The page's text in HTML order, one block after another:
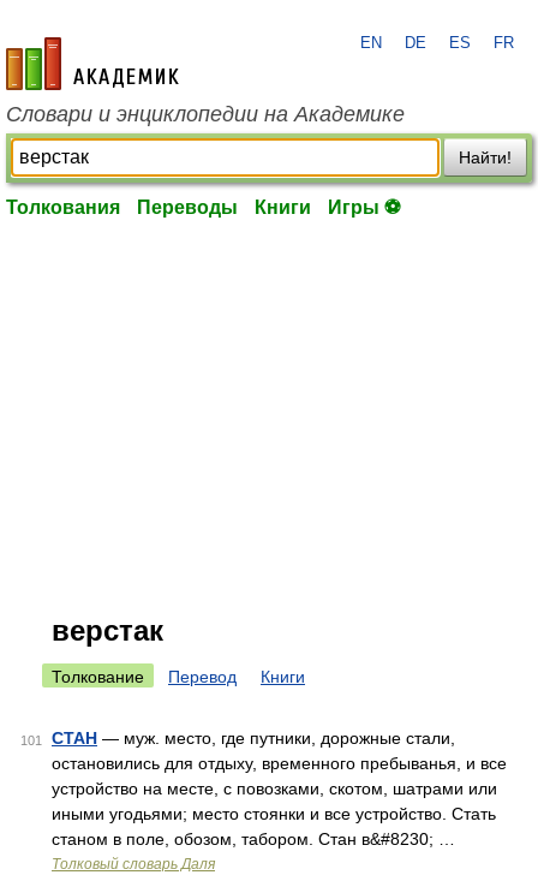
academic.ru
EN DE ES FR
Словари и энциклопедии на Академике
Найти!
Толкования Переводы Книги Игры ⚽
верстак
Толкование Перевод Книги
101 СТАН — муж. место, где путники, дорожные стали,
остановились для отдыху, временного пребыванья, и все
устройство на месте, с повозками, скотом, шатрами или
иными угодьями; место стоянки и все устройство. Стать
станом в поле, обозом, табором. Стан в&#8230; …
Толковый словарь Даля